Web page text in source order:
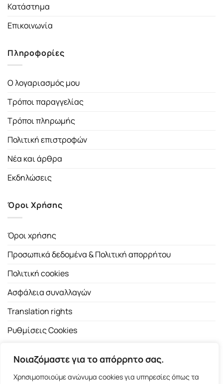
Νοιαζόμαστε για το απόρρητο σας.
Χρησιμοποιούμε ανώνυμα cookies για υπηρεσίες όπως τα
Κατάστημα
Επικοινωνία
Πληροφορίες
Ο λογαριασμός μου
Τρόποι παραγγελίας
Τρόποι πληρωμής
Πολιτική επιστροφών
Νέα και άρθρα
Εκδηλώσεις
Όροι Χρήσης
Όροι χρήσης
Προσωπικά δεδομένα & Πολιτική απορρήτου
Πολιτική cookies
Ασφάλεια συναλλαγών
Translation rights
Ρυθμίσεις Cookies